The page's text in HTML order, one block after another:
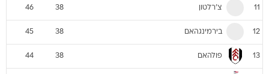
11 צ'רלטון 38
46
12 בירמינגהאם 38
45
13 פולהאם 38
44